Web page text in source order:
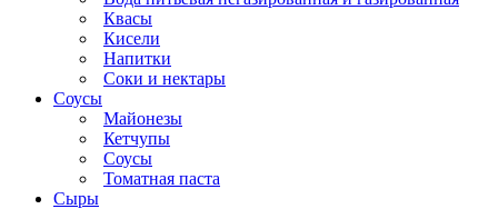
Квасы
Кисели
Напитки
Соки и нектары
Соусы
Майонезы
Кетчупы
Соусы
Томатная паста
Сыры